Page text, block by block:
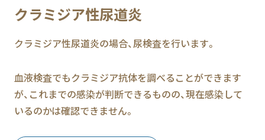
クラミジア性尿道炎
クラミジア性尿道炎の場合、尿検査を行います。
血液検査でもクラミジア抗体を調べることができます
が、これまでの感染が判断できるものの、現在感染して
いるのかは確認できません。